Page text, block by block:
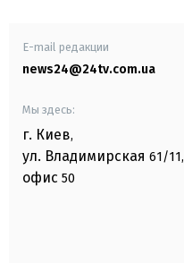
E-mail редакции
news24@24tv.com.ua
Мы здесь:
г. Киев,
ул. Владимирская 61/11,
офис 50